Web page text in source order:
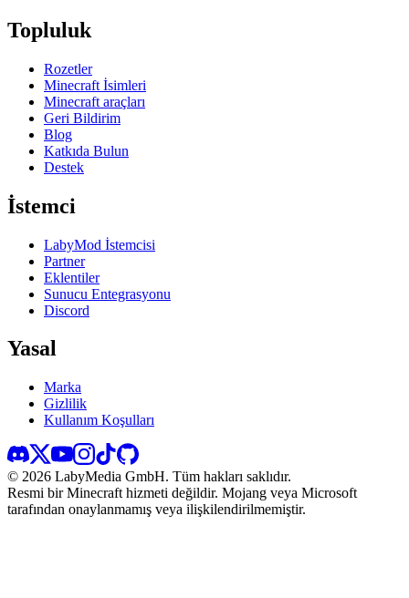
Topluluk
Rozetler
Minecraft İsimleri
Minecraft araçları
Geri Bildirim
Blog
Katkıda Bulun
Destek
İstemci
LabyMod İstemcisi
Partner
Eklentiler
Sunucu Entegrasyonu
Discord
Yasal
Marka
Gizlilik
Kullanım Koşulları
© 2026 LabyMedia GmbH. Tüm hakları saklıdır.
Resmi bir Minecraft hizmeti değildir. Mojang veya Microsoft
tarafından onaylanmamış veya ilişkilendirilmemiştir.